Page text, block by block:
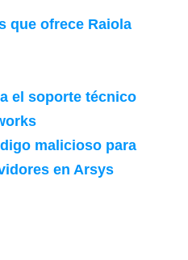
que ofrece Raiola
el soporte técnico
malicioso para
en Arsys